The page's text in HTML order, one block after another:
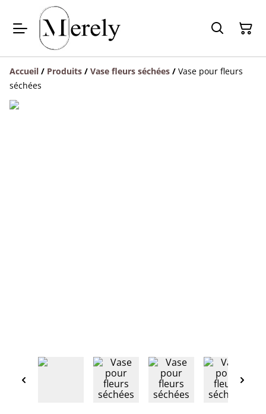
Accueil / Produits / Vase fleurs séchées / Vase pour fleurs
séchées